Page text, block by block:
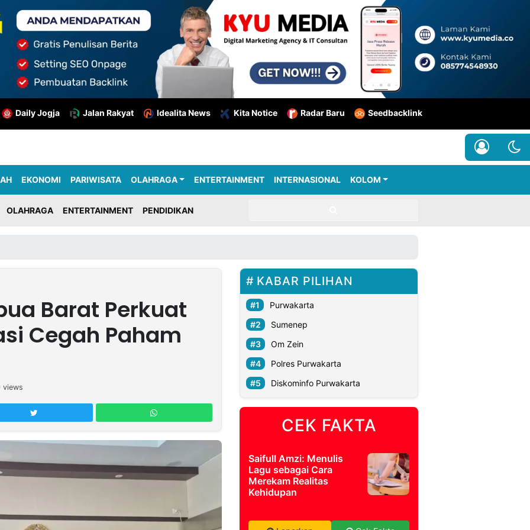
Daily Jogja Jalan Rakyat Idealita News Kita Notice Radar Baru Seedbacklink
EKONOMI PARIWISATA OLAHRAGA ENTERTAINMENT INTERNASIONAL KOLOM
OLAHRAGA ENTERTAINMENT PENDIDIKAN
Barat Perkuat
Cegah Paham
views
KABAR PILIHAN
Purwakarta
Sumenep
Om Zein
Polres Purwakarta
Diskominfo Purwakarta
CEK FAKTA
Saifull Amzi: Menulis
Lagu sebagai Cara
Merekam Realitas
Kehidupan